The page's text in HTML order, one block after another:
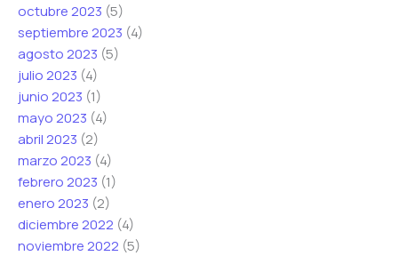
octubre 2023 (5)
septiembre 2023 (4)
agosto 2023 (5)
julio 2023 (4)
junio 2023 (1)
mayo 2023 (4)
abril 2023 (2)
marzo 2023 (4)
febrero 2023 (1)
enero 2023 (2)
diciembre 2022 (4)
noviembre 2022 (5)